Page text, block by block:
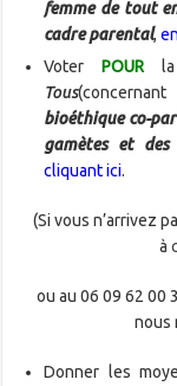
femme de tout
cadre parental,
VoterPOUR la
Tous
bioéthique co-
gamètes et
cliquant ici.
(Si vous n’arrivez
à
ou au 06 09 62 00
nous
Donner les